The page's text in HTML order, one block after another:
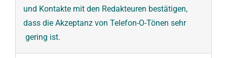
und Kontakte mit den Redakteuren bestätigen,
dass die Akzeptanz von Telefon-O-Tönen sehr
gering ist.